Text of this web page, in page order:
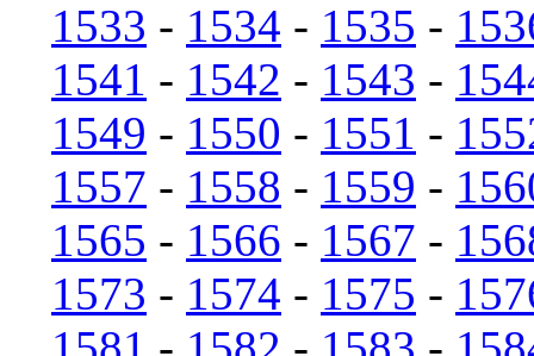
1533 - 1534 - 1535 -
1541 - 1542 - 1543 -
1549 - 1550 - 1551 -
1557 - 1558 - 1559 -
1565 - 1566 - 1567 -
1573 - 1574 - 1575 -